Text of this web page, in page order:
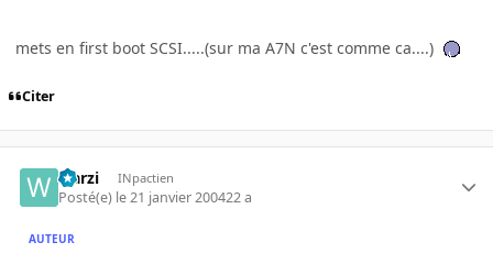
mets en first boot SCSI.....(sur ma A7N c'est comme ca....)
Citer
warzi INpactien
Posté(e) le 21 janvier 200422 a
AUTEUR